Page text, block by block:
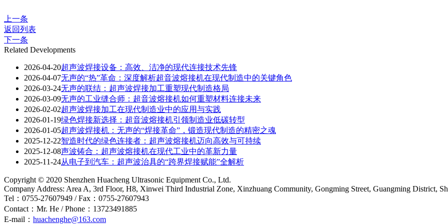
上一条
返回列表
下一条
Related Developments
2026-04-20超声波焊接设备：高效、洁净的现代连接技术先锋
2026-04-07无声的“热”革命：深度解析超音波熔接机在现代制造中的关键角色
2026-03-24无声的联结：超声波焊接加工重塑现代制造格局
2026-03-09无声的工业缝合师：超音波熔接机如何重塑材料连接未来
2026-02-02超声波焊接加工在现代制造业中的应用与实践
2026-01-19绿色焊接新选择：超音波熔接机引领制造业低碳转型
2026-01-05超声波焊接机：无声的“焊接革命”，锻造现代制造的精密之魂
2025-12-22智造时代的绿色连接者：超声波熔接机迈向高效与可持续
2025-12-08声波铸合：超声波熔接机在现代工业中的革新力量
2025-11-24从电子到汽车：超声波治具的“跨界焊接赋能”全解析
Copyright © 2020 Shenzhen Huacheng Ultrasonic Equipment Co., Ltd.
Company Address: Area A, 3rd Floor, H8, Xinwei Third Industrial Zone, Xinzhuang Community, Gongming Street, Guangming District,
Tel：0755-27607949 / Fax：0755-27607943
Contact：Mr. He / Phone：13723491885
E-mail： huachenghe@163.com